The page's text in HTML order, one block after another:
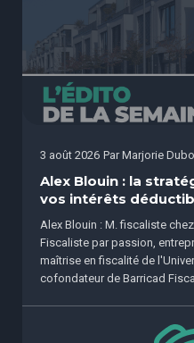
3 août 2026 Par Marjorie
Alex Blouin : la
vos intérêts
Alex Blouin : M. fiscaliste
Fiscaliste par passion,
maîtrise en fiscalité de
cofondateur de Barricad